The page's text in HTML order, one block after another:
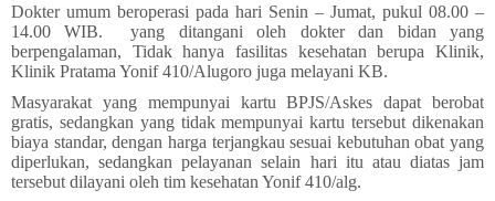
Dokter umum beroperasi pada hari Senin – Jumat, pukul 08.00 –
14.00 WIB. yang ditangani oleh dokter dan bidan yang
berpengalaman, Tidak hanya fasilitas kesehatan berupa Klinik,
Klinik Pratama Yonif 410/Alugoro juga melayani KB.
Masyarakat yang mempunyai kartu BPJS/Askes dapat berobat
gratis, sedangkan yang tidak mempunyai kartu tersebut dikenakan
biaya standar, dengan harga terjangkau sesuai kebutuhan obat yang
diperlukan, sedangkan pelayanan selain hari itu atau diatas jam
tersebut dilayani oleh tim kesehatan Yonif 410/alg.